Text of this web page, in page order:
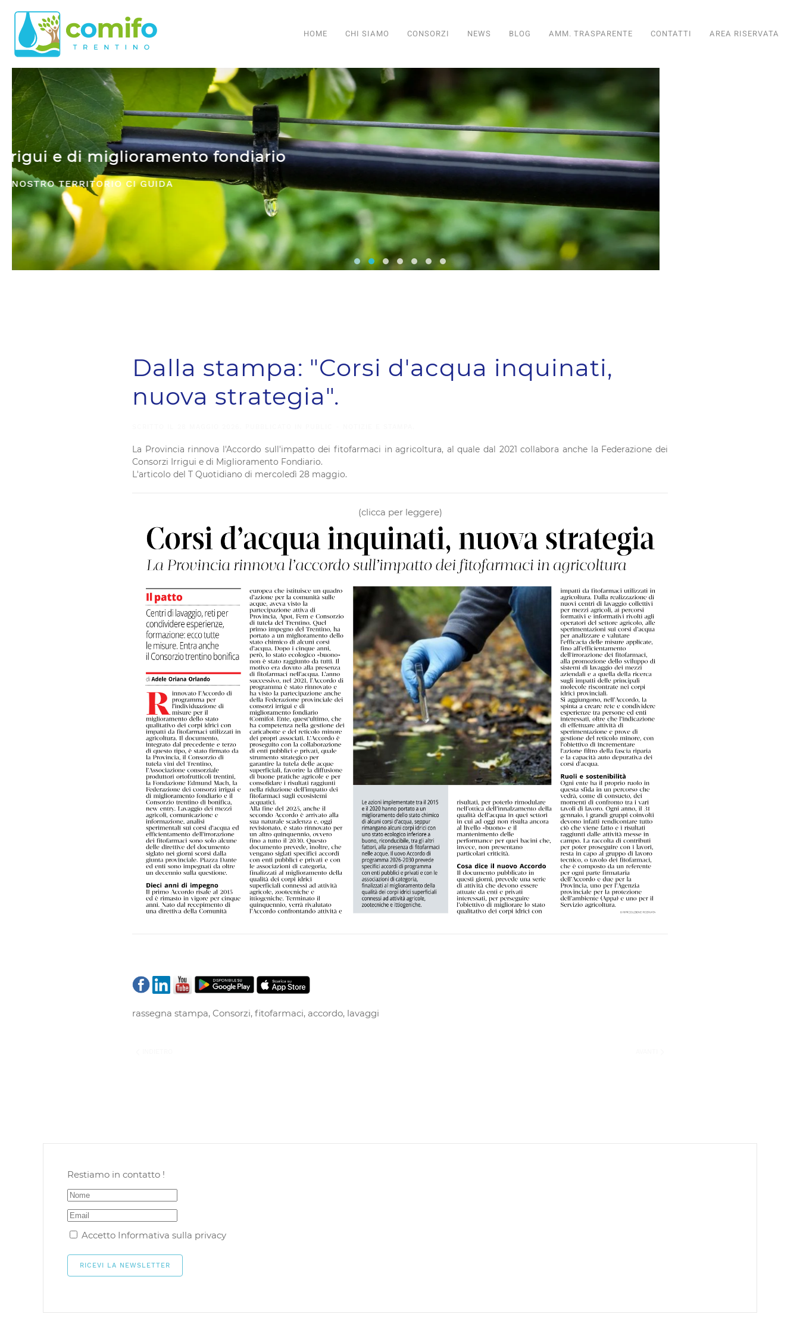
Skip to main content
HOME CHI SIAMO CONSORZI NEWS BLOG AMM. TRASPARENTE CONTATTI AREA RISERVATA
Comifo Trentino
DA OLTRE 40 ANNI, RAPPRESENTANZA E SERVIZI PER TUTTI I CONSORZI
Consorzi irrigui e di miglioramento fondiario
Comifo Trentino
Consorzi Irrigui e di Miglioramento Fondiario
La Federazione dei Consorzi
Consorzi Irrigui e di Miglioramento Fondiario
Consorzi irrigui e di Miglioramento Fondiario
Consorzi Irrigui e di Miglioramento Fondiario
Dalla stampa: "Corsi d'acqua inquinati,
nuova strategia".
La Provincia rinnova l'Accordo sull'impatto dei fitofarmaci in agricoltura, al quale dal 2021 collabora anche la Federazione dei
Consorzi Irrigui e di Miglioramento Fondiario.
L'articolo del T Quotidiano di mercoledì 28 maggio.
(clicca per leggere)
rassegna stampa, Consorzi, fitofarmaci, accordo, lavaggi
Restiamo in contatto !
Accetto Informativa sulla privacy